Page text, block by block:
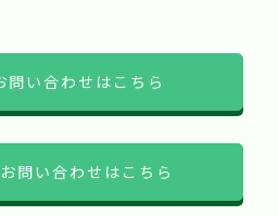
問い合わせはこちら
問い合わせはこちら